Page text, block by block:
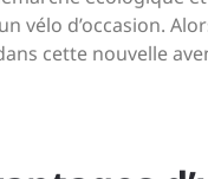
vélo d’occasion.
cette nouvelle